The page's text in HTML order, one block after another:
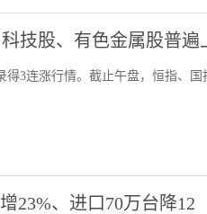
技股、有色金属股普遍
3连涨行情。截止午盘，恒指、国
23%、进口70万台降12